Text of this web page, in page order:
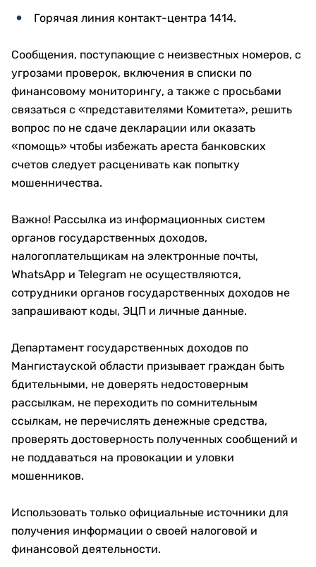
Горячая линия контакт-центра 1414.
Сообщения, поступающие с неизвестных номеров, с
угрозами проверок, включения в списки по
финансовому мониторингу, а также с просьбами
связаться с «представителями Комитета», решить
вопрос по не сдаче декларации или оказать
«помощь» чтобы избежать ареста банковских
счетов следует расценивать как попытку
мошенничества.
Важно! Рассылка из информационных систем
органов государственных доходов,
налогоплательщикам на электронные почты,
WhatsApp и Telegram не осуществляются,
сотрудники органов государственных доходов не
запрашивают коды, ЭЦП и личные данные.
Департамент государственных доходов по
Мангистауской области призывает граждан быть
бдительными, не доверять недостоверным
рассылкам, не переходить по сомнительным
ссылкам, не перечислять денежные средства,
проверять достоверность полученных сообщений и
не поддаваться на провокации и уловки
мошенников.
Использовать только официальные источники для
получения информации о своей налоговой и
финансовой деятельности.